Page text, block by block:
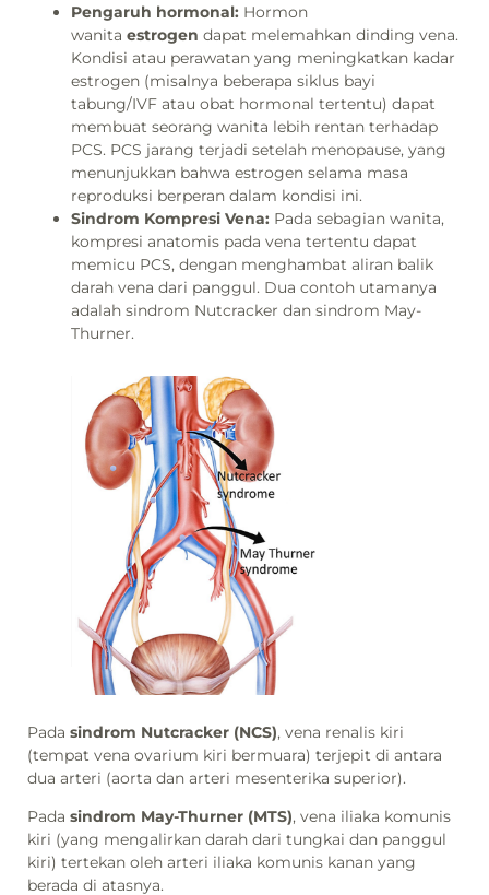
Pengaruh hormonal: Hormon
wanita estrogen dapat melemahkan dinding vena.
Kondisi atau perawatan yang meningkatkan kadar
estrogen (misalnya beberapa siklus bayi
tabung/IVF atau obat hormonal tertentu) dapat
membuat seorang wanita lebih rentan terhadap
PCS. PCS jarang terjadi setelah menopause, yang
menunjukkan bahwa estrogen selama masa
reproduksi berperan dalam kondisi ini.
Sindrom Kompresi Vena: Pada sebagian wanita,
kompresi anatomis pada vena tertentu dapat
memicu PCS, dengan menghambat aliran balik
darah vena dari panggul. Dua contoh utamanya
adalah sindrom Nutcracker dan sindrom May-
Thurner.
Pada sindrom Nutcracker (NCS), vena renalis kiri
(tempat vena ovarium kiri bermuara) terjepit di antara
dua arteri (aorta dan arteri mesenterika superior).
Pada sindrom May-Thurner (MTS), vena iliaka komunis
kiri (yang mengalirkan darah dari tungkai dan panggul
kiri) tertekan oleh arteri iliaka komunis kanan yang
berada di atasnya.